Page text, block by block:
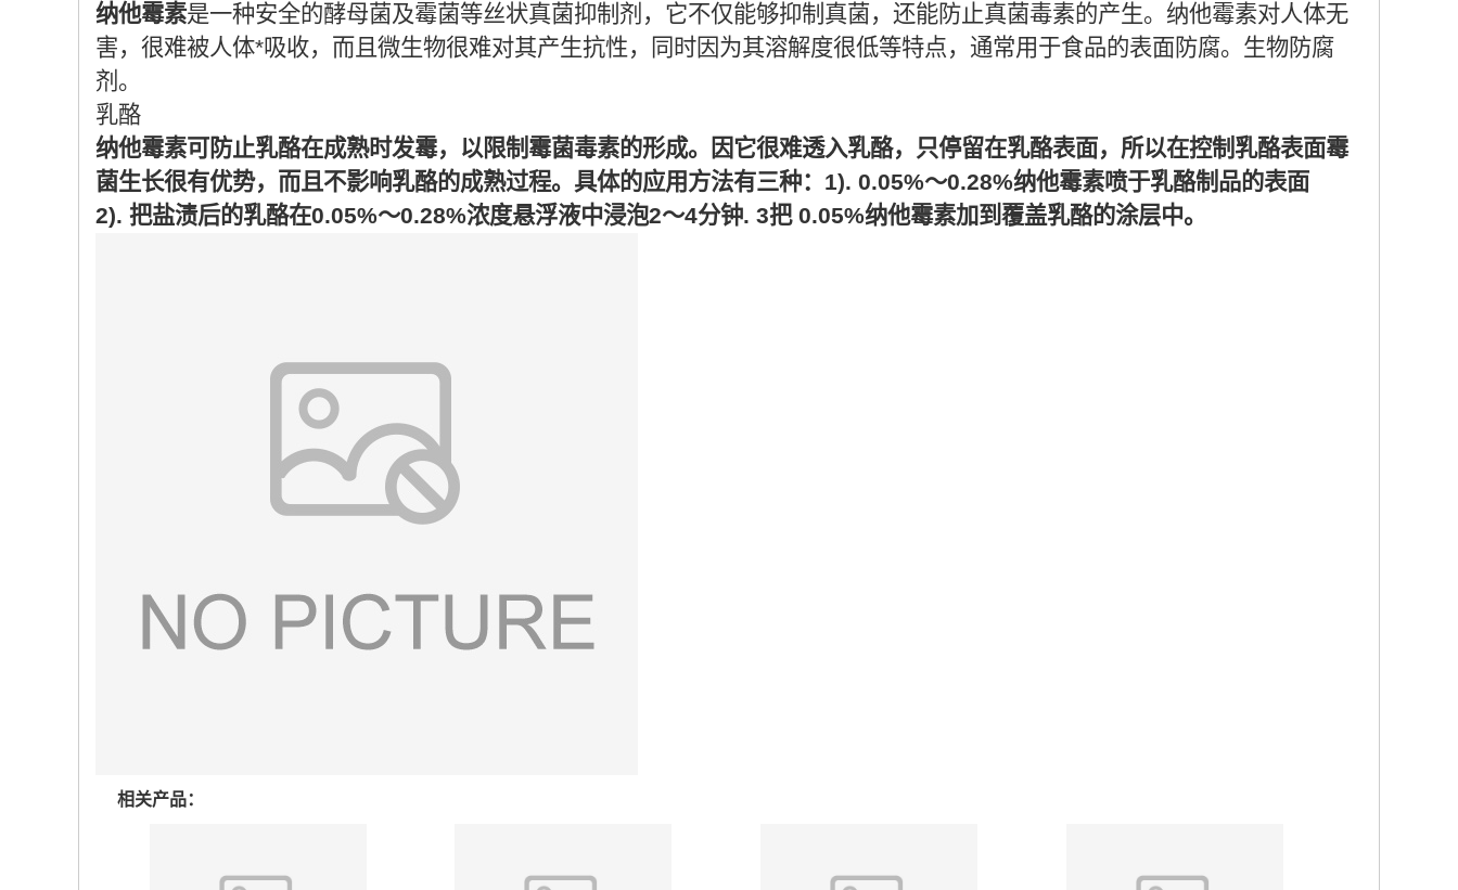
纳他霉素是一种安全的酵母菌及霉菌等丝状真菌抑制剂，它不仅能够抑制真菌，还能防止真菌毒素的产生。纳他霉素对人体无
害，很难被人体*吸收，而且微生物很难对其产生抗性，同时因为其溶解度很低等特点，通常用于食品的表面防腐。生物防腐
剂。
乳酪
纳他霉素可防止乳酪在成熟时发霉，以限制霉菌毒素的形成。因它很难透入乳酪，只停留在乳酪表面，所以在控制乳酪表面霉
菌生长很有优势，而且不影响乳酪的成熟过程。具体的应用方法有三种：1). 0.05%～0.28%纳他霉素喷于乳酪制品的表面
2). 把盐渍后的乳酪在0.05%～0.28%浓度悬浮液中浸泡2～4分钟. 3把 0.05%纳他霉素加到覆盖乳酪的涂层中。
相关产品：